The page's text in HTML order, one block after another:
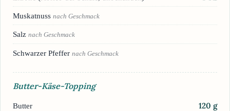
Muskatnuss nach Geschmack
Salz nach Geschmack
Schwarzer Pfeffer nach Geschmack
Butter-Käse-Topping
Butter 120 g